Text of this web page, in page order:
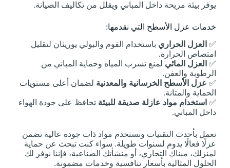
يوفر بيئة مريحة داخل المباني ويقلل من تكاليف الصيانة.
خدمات عزل الأسطح التي نقدمها:
✅ العزل الحراري باستخدام الفوم والبولي يوريثان لتقليل
امتصاص الحرارة.
✅ العزل المائي لمنع تسرب المياه وحماية المباني من
الرطوبة والعفن.
✅ عزل الأسطح الخرسانية والمعدنية لضمان أعلى مستويات
الحماية والمتانة.
✅ استخدام مواد عازلة صديقة للبيئة تحافظ على جودة الهواء
داخل المباني.
نعمل بأحدث التقنيات ونستخدم مواد ذات جودة عالية تضمن
عزلًا فعالًا يدوم لسنوات طويلة. سواء كنت تبحث عن حماية
لمنزلك، مبناك التجاري، أو منشأتك الصناعية، فإننا نوفر لك
الحلول المثالية بأسعار تنافسية وخدمات مضمونة.